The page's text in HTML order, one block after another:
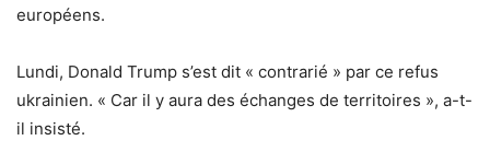
européens.
Lundi, Donald Trump s’est dit « contrarié » par ce refus
ukrainien. « Car il y aura des échanges de territoires », a-t-
il insisté.